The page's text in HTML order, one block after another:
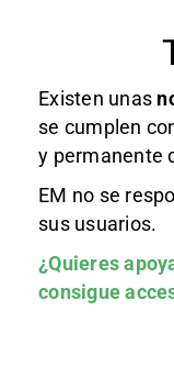
Existen unas
se cumplen
y permanente
EM no se
sus usuarios.
¿Quieres
consigue